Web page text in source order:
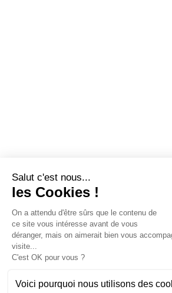
Salut c'est nous...
les Cookies !
On a attendu d'être sûrs que le contenu de
ce site vous intéresse avant de vous
déranger, mais on aimerait bien vous
visite...
C'est OK pour vous ?
Voici pourquoi nous utilisons des